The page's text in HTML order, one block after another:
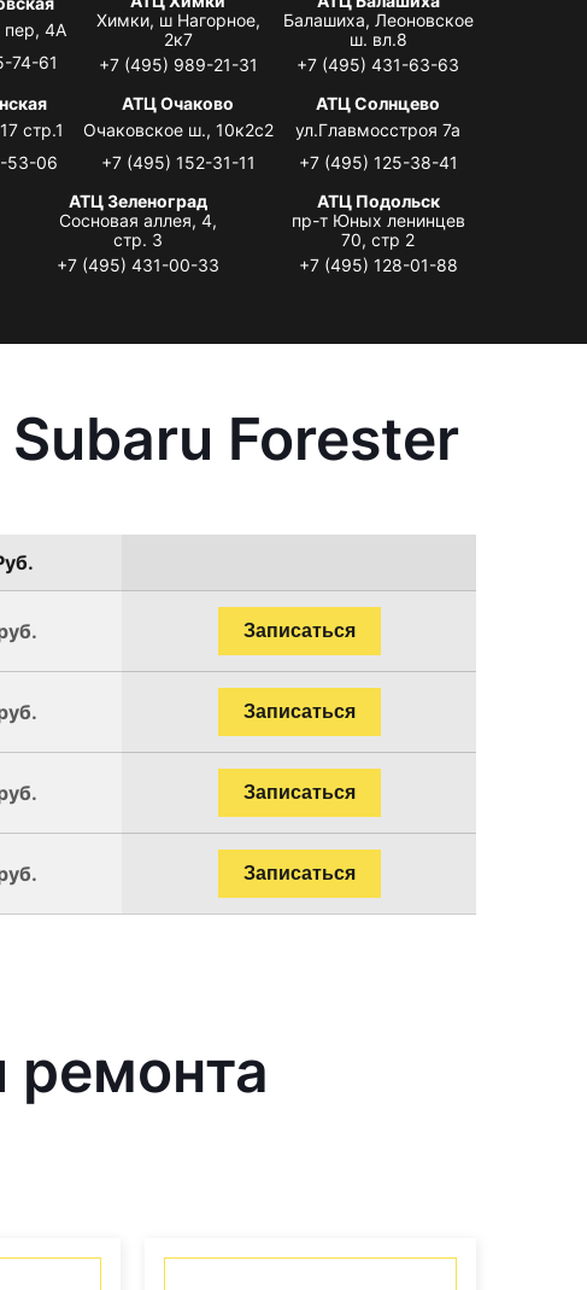
пер, 4А
74-61
Химки, ш Нагорное,
2к7
+7 (495) 989-21-31
Балашиха, Леоновское
ш. вл.8
+7 (495) 431-63-63
стр.1
53-06
АТЦ Очаково
Очаковское ш., 10к2с2
+7 (495) 152-31-11
АТЦ Солнцево
ул.Главмосстроя 7а
+7 (495) 125-38-41
АТЦ Зеленоград
Сосновая аллея, 4,
стр. 3
+7 (495) 431-00-33
АТЦ Подольск
пр-т Юных ленинцев
70, стр 2
+7 (495) 128-01-88
Forester
Записаться
Записаться
Записаться
Записаться